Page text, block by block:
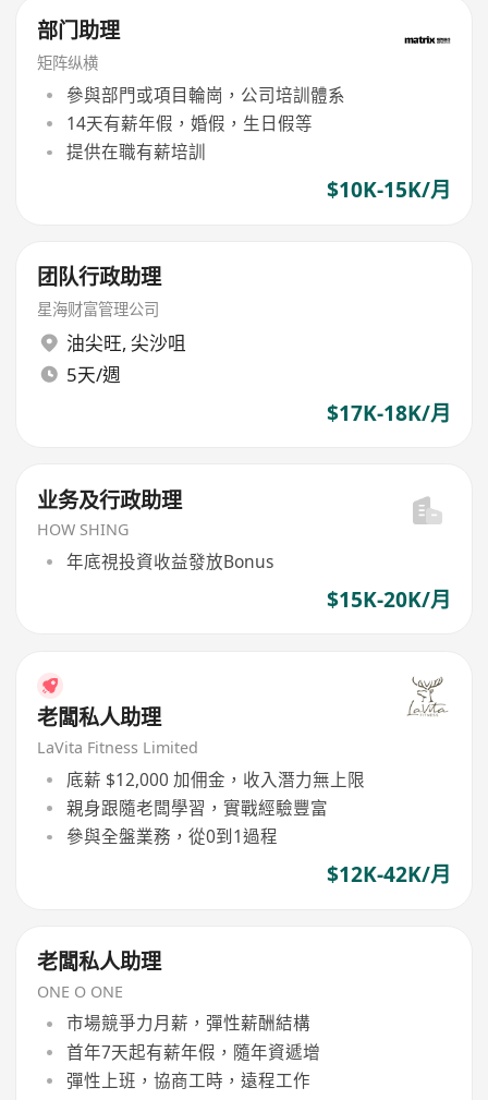
部门助理
矩阵纵横
參與部門或項目輪崗，公司培訓體系
14天有薪年假，婚假，生日假等
提供在職有薪培訓
$10K-15K/月
团队行政助理
星海财富管理公司
油尖旺, 尖沙咀
5天/週
$17K-18K/月
业务及行政助理
HOW SHING
年底視投資收益發放Bonus
$15K-20K/月
老闆私人助理
LaVita Fitness Limited
底薪 $12,000 加佣金，收入潛力無上限
親身跟隨老闆學習，實戰經驗豐富
參與全盤業務，從0到1過程
$12K-42K/月
老闆私人助理
ONE O ONE
市場競爭力月薪，彈性薪酬結構
首年7天起有薪年假，隨年資遞增
彈性上班，協商工時，遠程工作